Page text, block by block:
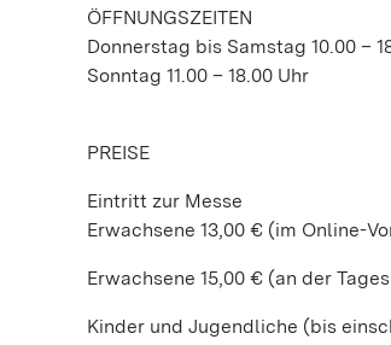
ÖFFNUNGSZEITEN
Donnerstag bis Samstag 10.00 –
Sonntag 11.00 – 18.00 Uhr
PREISE
Eintritt zur Messe
Erwachsene 13,00 € (im Online-
Erwachsene 15,00 € (an der
Kinder und Jugendliche (bis